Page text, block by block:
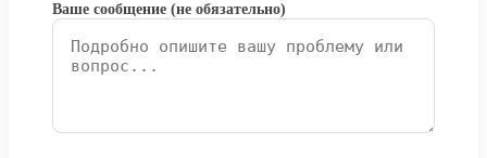
Ваше сообщение (не обязательно)